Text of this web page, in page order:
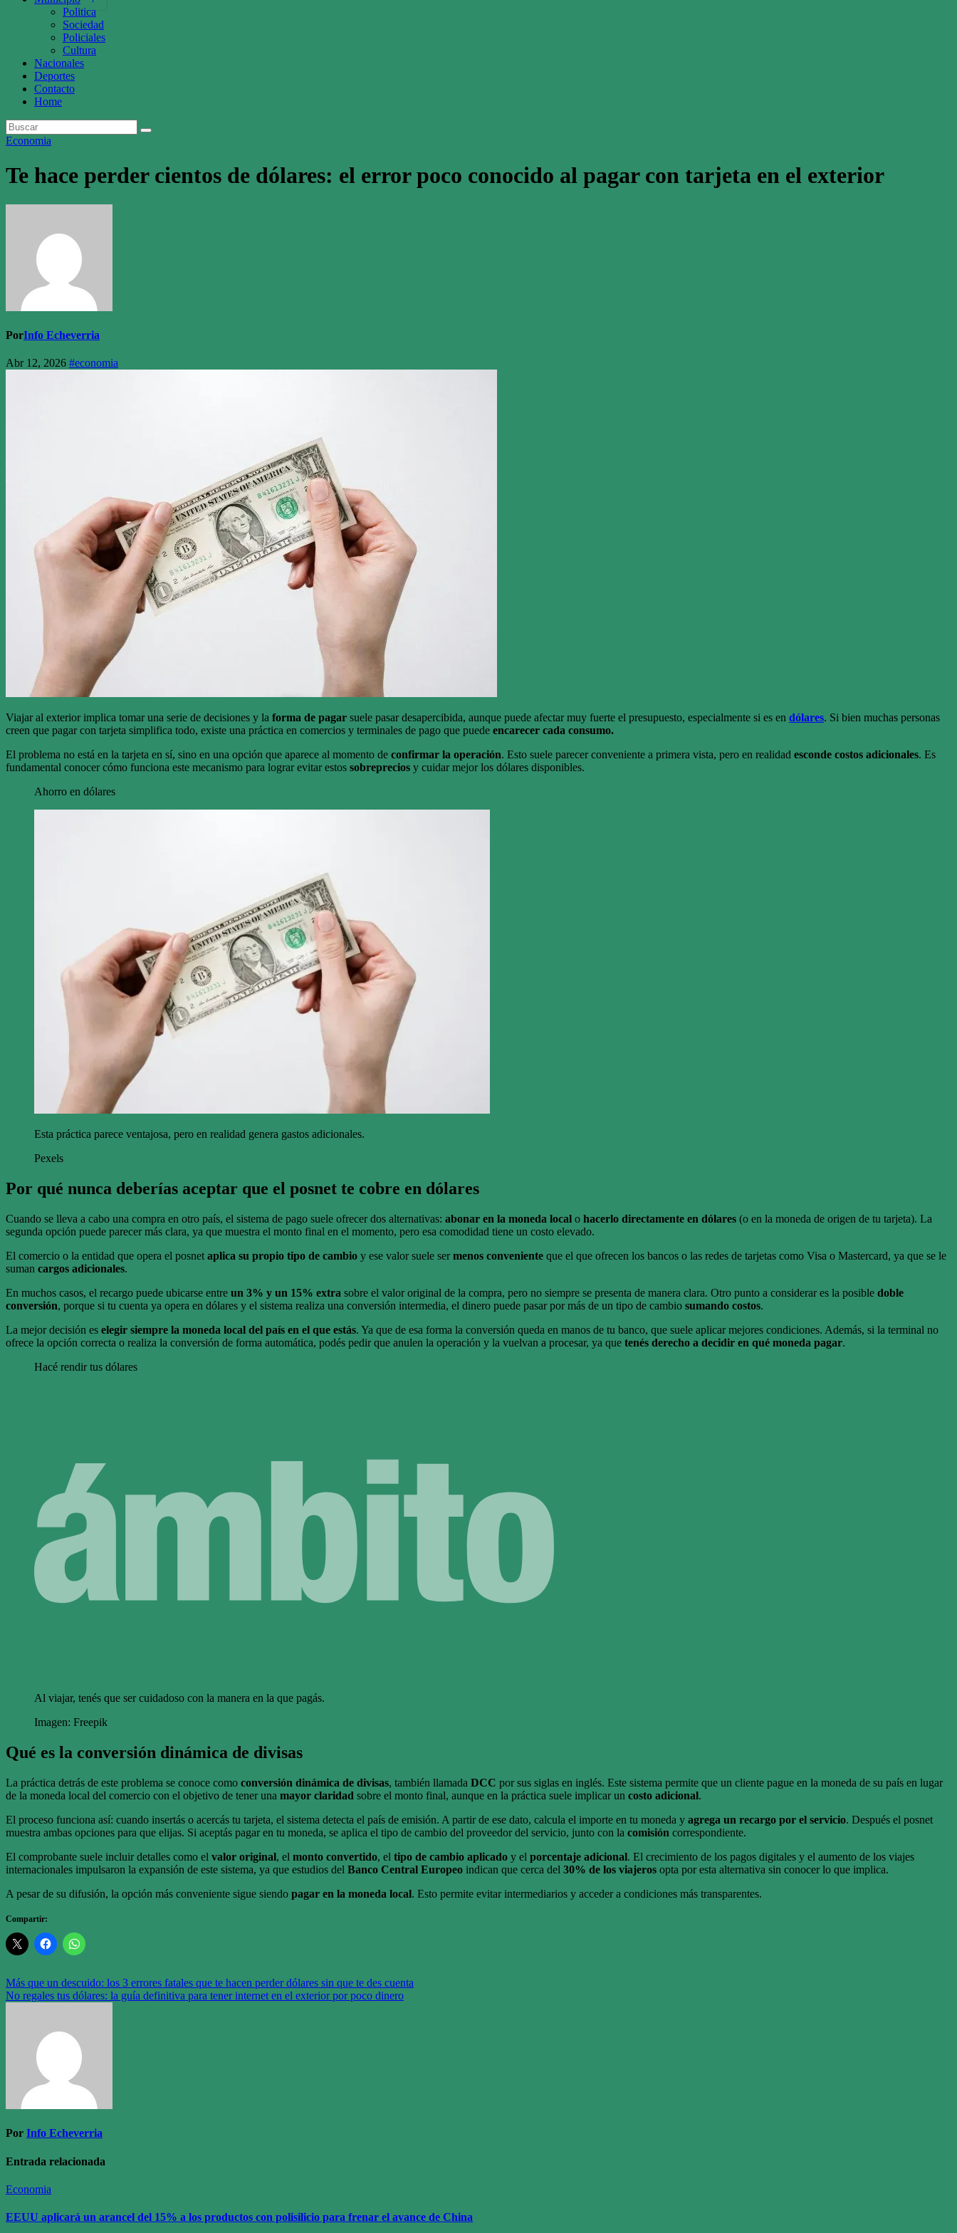
Politica
Sociedad
Policiales
Cultura
Nacionales
Deportes
Contacto
Home
Economia
Te hace perder cientos de dólares: el error poco conocido al pagar con tarjeta en el exterior
PorInfo Echeverria
Abr 12, 2026 #economia
Viajar al exterior implica tomar una serie de decisiones y la forma de pagar suele pasar desapercibida, aunque puede afectar muy fuerte el presupuesto, especialmente si es en dólares. Si bien muchas personas
creen que pagar con tarjeta simplifica todo, existe una práctica en comercios y terminales de pago que puede encarecer cada consumo.
El problema no está en la tarjeta en sí, sino en una opción que aparece al momento de confirmar la operación. Esto suele parecer conveniente a primera vista, pero en realidad esconde costos adicionales. Es
fundamental conocer cómo funciona este mecanismo para lograr evitar estos sobreprecios y cuidar mejor los dólares disponibles.
Ahorro en dólares
Esta práctica parece ventajosa, pero en realidad genera gastos adicionales.
Pexels
Por qué nunca deberías aceptar que el posnet te cobre en dólares
Cuando se lleva a cabo una compra en otro país, el sistema de pago suele ofrecer dos alternativas: abonar en la moneda local o hacerlo directamente en dólares (o en la moneda de origen de tu tarjeta). La
segunda opción puede parecer más clara, ya que muestra el monto final en el momento, pero esa comodidad tiene un costo elevado.
El comercio o la entidad que opera el posnet aplica su propio tipo de cambio y ese valor suele sermenos conveniente que el que ofrecen los bancos o las redes de tarjetas como Visa o Mastercard, ya que se le
suman cargos adicionales.
En muchos casos, el recargo puede ubicarse entre un 3% y un 15% extra sobre el valor original de la compra, pero no siempre se presenta de manera clara. Otro punto a considerar es la posible doble
conversión, porque si tu cuenta ya opera en dólares y el sistema realiza una conversión intermedia, el dinero puede pasar por más de un tipo de cambio sumando costos.
La mejor decisión es elegir siempre la moneda local del país en el que estás. Ya que de esa forma la conversión queda en manos de tu banco, que suele aplicar mejores condiciones. Además, si la terminal no
ofrece la opción correcta o realiza la conversión de forma automática, podés pedir que anulen la operación y la vuelvan a procesar, ya que tenés derecho a decidir en qué moneda pagar.
Hacé rendir tus dólares
Al viajar, tenés que ser cuidadoso con la manera en la que pagás.
Imagen: Freepik
Qué es la conversión dinámica de divisas
La práctica detrás de este problema se conoce como conversión dinámica de divisas, también llamada DCC por sus siglas en inglés. Este sistema permite que un cliente pague en la moneda de su país en lugar
de la moneda local del comercio con el objetivo de tener una mayor claridad sobre el monto final, aunque en la práctica suele implicar un costo adicional.
El proceso funciona así: cuando insertás o acercás tu tarjeta, el sistema detecta el país de emisión. A partir de ese dato, calcula el importe en tu moneda y agrega un recargo por el servicio. Después el posnet
muestra ambas opciones para que elijas. Si aceptás pagar en tu moneda, se aplica el tipo de cambio del proveedor del servicio, junto con la comisión correspondiente.
El comprobante suele incluir detalles como el valor original, el monto convertido, el tipo de cambio aplicado y el porcentaje adicional. El crecimiento de los pagos digitales y el aumento de los viajes
internacionales impulsaron la expansión de este sistema, ya que estudios del Banco Central Europeo indican que cerca del 30% de los viajeros opta por esta alternativa sin conocer lo que implica.
A pesar de su difusión, la opción más conveniente sigue siendo pagar en la moneda local. Esto permite evitar intermediarios y acceder a condiciones más transparentes.
Compartir:
Navegación
de
Más que un descuido: los 3 errores fatales que te hacen perder dólares sin que te des cuenta
No regales tus dólares: la guía definitiva para tener internet en el exterior por poco dinero
Por Info Echeverria
Entrada relacionada
Economia
EEUU aplicará un arancel del 15% a los productos con polisilicio para frenar el avance de China